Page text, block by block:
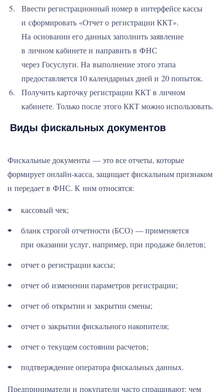
Ввести регистрационный номер в интерфейсе кассы
и сформировать «Отчет о регистрации ККТ».
На основании его данных заполнить заявление
в личном кабинете и направить в ФНС
через Госуслуги. На выполнение этого этапа
предоставляется 10 календарных дней и 20 попыток.
Получить карточку регистрации ККТ в личном
кабинете. Только после этого ККТ можно использовать.
Виды фискальных документов
Фискальные документы — это все отчеты, которые
формирует онлайн-касса, защищает фискальным признаком
и передает в ФНС. К ним относятся:
кассовый чек;
бланк строгой отчетности (БСО) — применяется
при оказании услуг, например, при продаже билетов;
отчет о регистрации кассы;
отчет об изменении параметров регистрации;
отчет об открытии и закрытии смены;
отчет о закрытии фискального накопителя;
отчет о текущем состоянии расчетов;
подтверждение оператора фискальных данных.
Предприниматели и покупатели часто спрашивают: чем